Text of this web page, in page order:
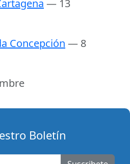
— 13
Concepción — 8
Boletín